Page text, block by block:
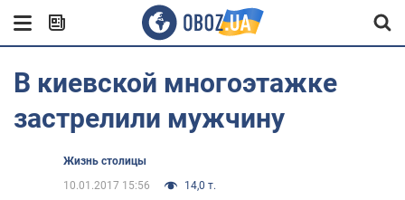
В киевской многоэтажке
застрелили мужчину
Жизнь столицы
10.01.2017 15:56
14,0 т.